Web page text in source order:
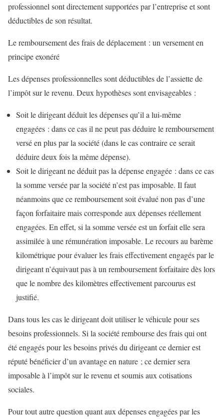
professionnel sont directement supportées par l’entreprise et sont
déductibles de son résultat.
Le remboursement des frais de déplacement : un versement en
principe exonéré
Les dépenses professionnelles sont déductibles de l’assiette de
l’impôt sur le revenu. Deux hypothèses sont envisageables :
Soit le dirigeant déduit les dépenses qu’il a lui-même
engagées : dans ce cas il ne peut pas déduire le remboursement
versé en plus par la société (dans le cas contraire ce serait
déduire deux fois la même dépense).
Soit le dirigeant ne déduit pas la dépense engagée : dans ce cas
la somme versée par la société n’est pas imposable. Il faut
néanmoins que ce remboursement soit évalué non pas d’une
façon forfaitaire mais corresponde aux dépenses réellement
engagées. En effet, si la somme versée est un forfait elle sera
assimilée à une rémunération imposable. Le recours au barème
kilométrique pour évaluer les frais effectivement engagés par le
dirigeant n’équivaut pas à un remboursement forfaitaire dès lors
que le nombre des kilomètres effectivement parcourus est
justifié.
Dans tous les cas le dirigeant doit utiliser le véhicule pour ses
besoins professionnels. Si la société rembourse des frais qui ont
été engagés pour les besoins privés du dirigeant ce dernier est
réputé bénéficier d’un avantage en nature ; ce dernier sera
imposable à l’impôt sur le revenu et soumis aux cotisations
sociales.
Pour tout autre question quant aux dépenses engagées par les